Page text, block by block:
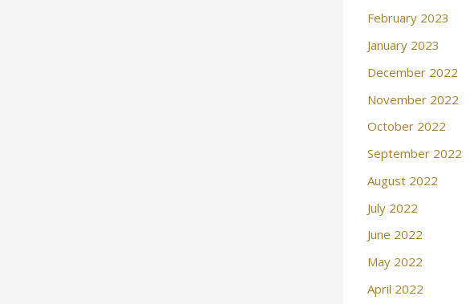
February 2023
January 2023
December 2022
November 2022
October 2022
September 2022
August 2022
July 2022
June 2022
May 2022
April 2022